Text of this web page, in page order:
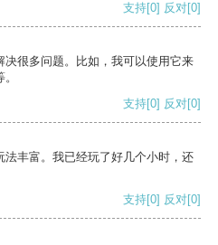
支持[0] 反对[0]
很多问题。比如，我可以使用它来
支持[0] 反对[0]
丰富。我已经玩了好几个小时，还
支持[0] 反对[0]